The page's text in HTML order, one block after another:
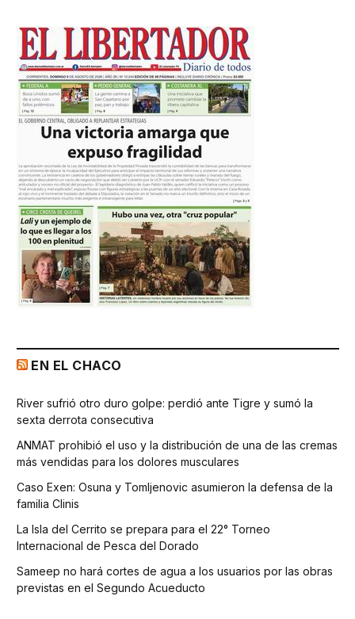
EN EL CHACO
River sufrió otro duro golpe: perdió ante Tigre y sumó la
sexta derrota consecutiva
ANMAT prohibió el uso y la distribución de una de las cremas
más vendidas para los dolores musculares
Caso Exen: Osuna y Tomljenovic asumieron la defensa de la
familia Clinis
La Isla del Cerrito se prepara para el 22° Torneo
Internacional de Pesca del Dorado
Sameep no hará cortes de agua a los usuarios por las obras
previstas en el Segundo Acueducto